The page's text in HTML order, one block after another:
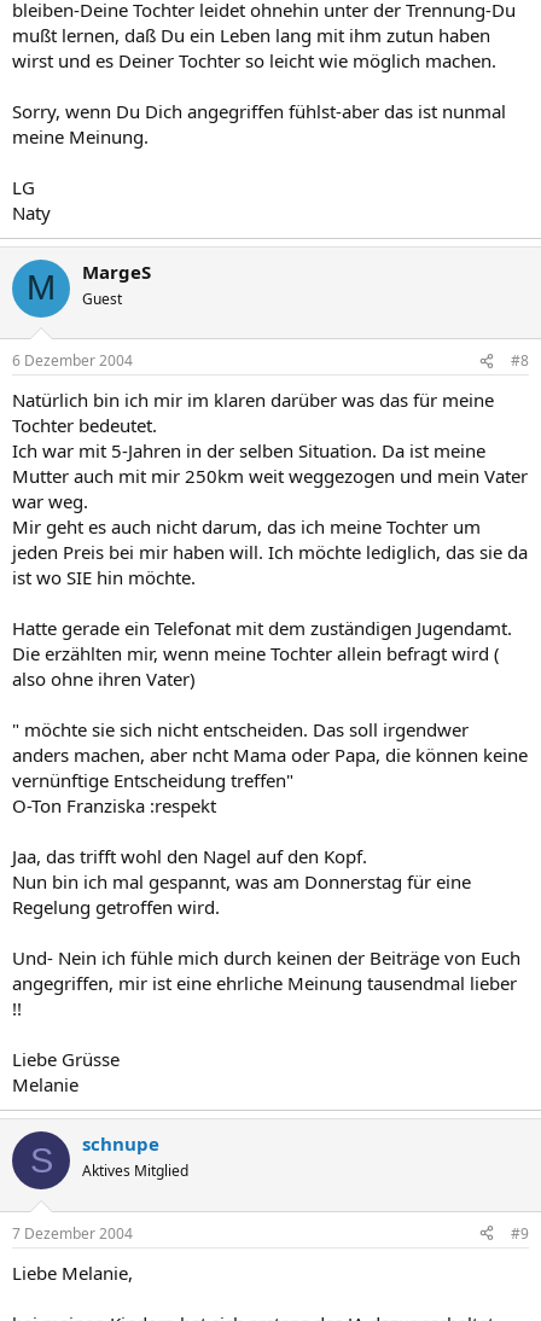
bleiben-Deine Tochter leidet ohnehin unter der Trennung-Du
mußt lernen, daß Du ein Leben lang mit ihm zutun haben
wirst und es Deiner Tochter so leicht wie möglich machen.
Sorry, wenn Du Dich angegriffen fühlst-aber das ist nunmal
meine Meinung.
LG
Naty
M MargeS
Guest
6 Dezember 2004 #8
Natürlich bin ich mir im klaren darüber was das für meine
Tochter bedeutet.
Ich war mit 5-Jahren in der selben Situation. Da ist meine
Mutter auch mit mir 250km weit weggezogen und mein Vater
war weg.
Mir geht es auch nicht darum, das ich meine Tochter um
jeden Preis bei mir haben will. Ich möchte lediglich, das sie da
ist wo SIE hin möchte.
Hatte gerade ein Telefonat mit dem zuständigen Jugendamt.
Die erzählten mir, wenn meine Tochter allein befragt wird (
also ohne ihren Vater)
" möchte sie sich nicht entscheiden. Das soll irgendwer
anders machen, aber ncht Mama oder Papa, die können keine
vernünftige Entscheidung treffen"
O-Ton Franziska :respekt
Jaa, das trifft wohl den Nagel auf den Kopf.
Nun bin ich mal gespannt, was am Donnerstag für eine
Regelung getroffen wird.
Und- Nein ich fühle mich durch keinen der Beiträge von Euch
angegriffen, mir ist eine ehrliche Meinung tausendmal lieber
!!
Liebe Grüsse
Melanie
S schnupe
Aktives Mitglied
7 Dezember 2004 #9
Liebe Melanie,